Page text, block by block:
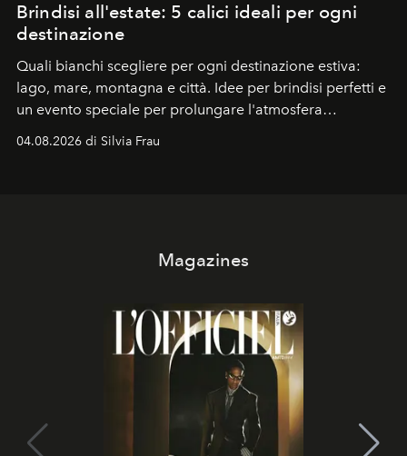
Brindisi all'estate: 5 calici ideali per ogni
destinazione
Quali bianchi scegliere per ogni destinazione estiva:
lago, mare, montagna e città. Idee per brindisi perfetti e
un evento speciale per prolungare l'atmosfera
04.08.2026 di Silvia Frau
Magazines